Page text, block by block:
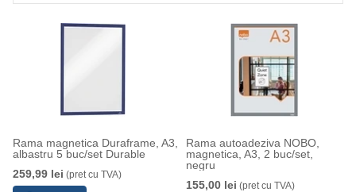
Rama magnetica Duraframe, A3,
albastru 5 buc/set Durable
259,99 lei (pret cu TVA)
Rama autoadeziva NOBO,
magnetica, A3, 2 buc/set,
negru
155,00 lei (pret cu TVA)